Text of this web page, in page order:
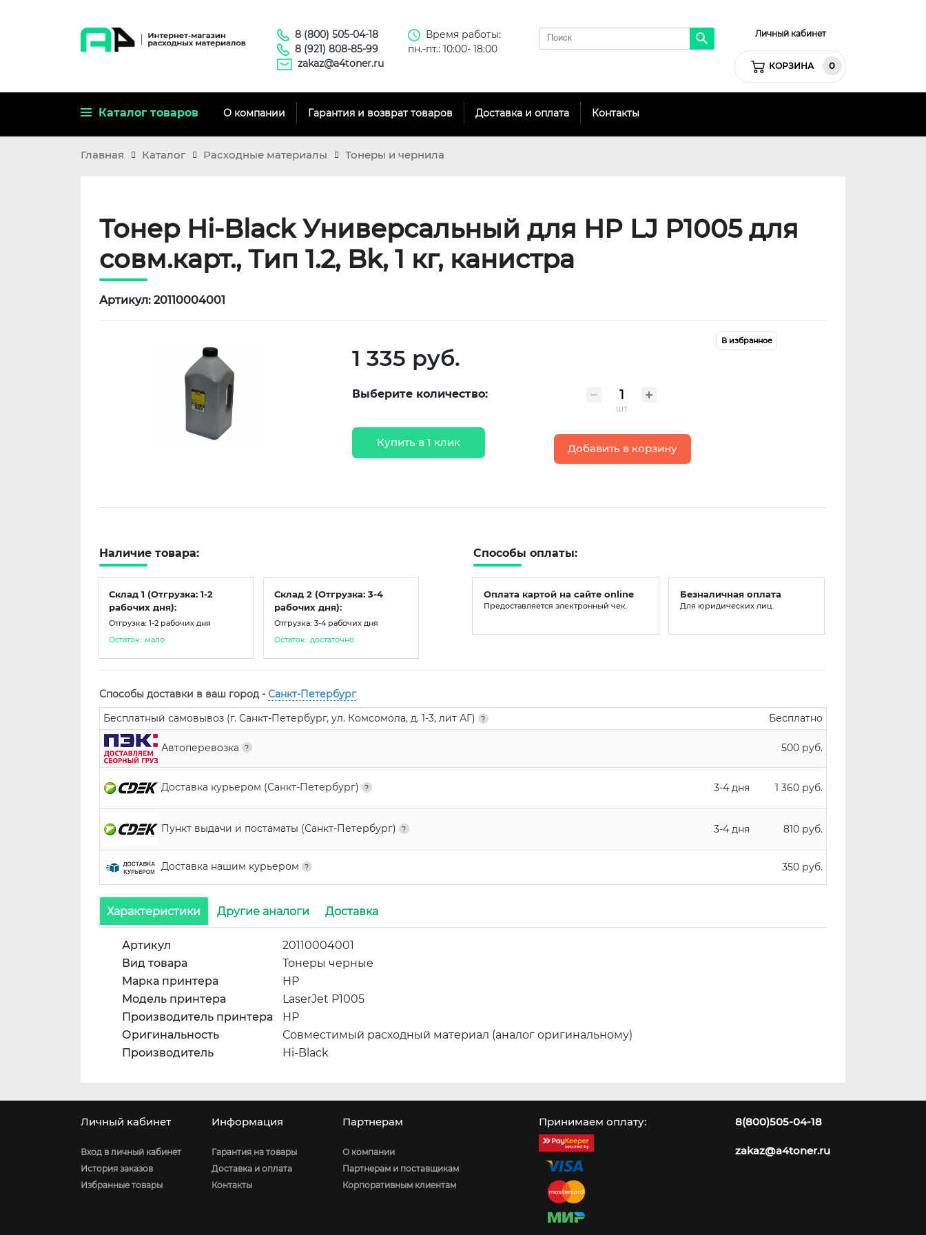
8 (800) 505-04-18
8 (921) 808-85-99
zakaz@a4toner.ru
Время работы:
пн.-пт.: 10:00- 18:00
Личный кабинет
КОРЗИНА 0
Каталог товаров О компании Гарантия и возврат товаров Доставка и оплата Контакты
Главная Каталог Расходные материалы Тонеры и чернила
Тонер Hi-Black Универсальный для HP LJ P1005 для
совм.карт., Тип 1.2, Bk, 1 кг, канистра
Артикул: 20110004001
1 335 руб.
Выберите количество:
шт
Купить в 1 клик
Добавить в корзину
В избранное
Наличие товара:
Склад 1 (Отгрузка: 1-2
рабочих дня):
Отгрузка: 1-2 рабочих дня
Остаток: мало
Склад 2 (Отгрузка: 3-4
рабочих дня):
Отгрузка: 3-4 рабочих дня
Остаток: достаточно
Способы оплаты:
Оплата картой на сайте online
Предоставляется электронный чек.
Безналичная оплата
Для юридических лиц.
Способы доставки в ваш город - Санкт-Петербург
Бесплатный самовывоз (г. Санкт-Петербург, ул. Комсомола, д. 1-3, лит АГ)
Бесплатно
Автоперевозка 500 руб.
Доставка курьером (Санкт-Петербург) 3-4 дня 1 360 руб.
Пункт выдачи и постаматы (Санкт-Петербург) 3-4 дня 810 руб.
Доставка нашим курьером 350 руб.
Характеристики Другие аналоги Доставка
Артикул
20110004001
Вид товара
Тонеры черные
Марка принтера
HP
Модель принтера
LaserJet P1005
Производитель принтера
HP
Оригинальность
Совместимый расходный материал (аналог оригинальному)
Производитель
Hi-Black
Личный кабинет
Вход в личный кабинет
История заказов
Избранные товары
Информация
Гарантия на товары
Доставка и оплата
Контакты
Партнерам
О компании
Партнерам и поставщикам
Корпоративным клиентам
Принимаем оплату: 8(800)505-04-18
zakaz@a4toner.ru